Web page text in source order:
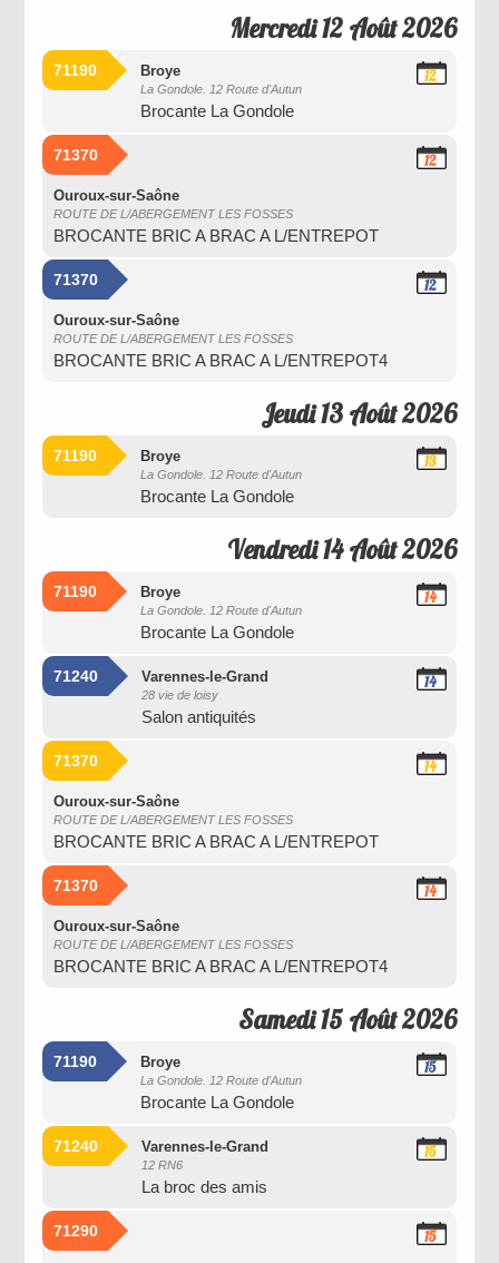
Mercredi 12 Août 2026
71190 Broye
La Gondole. 12 Route d'Autun
Brocante La Gondole
12
71370
Ouroux-sur-Saône
ROUTE DE L/ABERGEMENT LES FOSSES
BROCANTE BRIC A BRAC A L/ENTREPOT
12
71370
Ouroux-sur-Saône
ROUTE DE L/ABERGEMENT LES FOSSES
BROCANTE BRIC A BRAC A L/ENTREPOT4
12
Jeudi 13 Août 2026
71190 Broye
La Gondole. 12 Route d'Autun
Brocante La Gondole
13
Vendredi 14 Août 2026
71190 Broye
La Gondole. 12 Route d'Autun
Brocante La Gondole
14
71240 Varennes-le-Grand
28 vie de loisy
Salon antiquités
14
71370
Ouroux-sur-Saône
ROUTE DE L/ABERGEMENT LES FOSSES
BROCANTE BRIC A BRAC A L/ENTREPOT
14
71370
Ouroux-sur-Saône
ROUTE DE L/ABERGEMENT LES FOSSES
BROCANTE BRIC A BRAC A L/ENTREPOT4
14
Samedi 15 Août 2026
71190 Broye
La Gondole. 12 Route d'Autun
Brocante La Gondole
15
71240 Varennes-le-Grand
12 RN6
La broc des amis
15
71290
15